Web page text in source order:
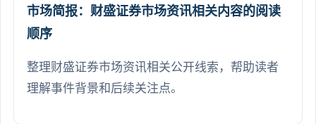
市场简报：财盛证券市场资讯相关内容的阅读
顺序
整理财盛证券市场资讯相关公开线索，帮助读者
理解事件背景和后续关注点。